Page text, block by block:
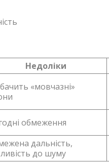
Недоліки
«мовчазні»
обмеження
дальність,
до шуму